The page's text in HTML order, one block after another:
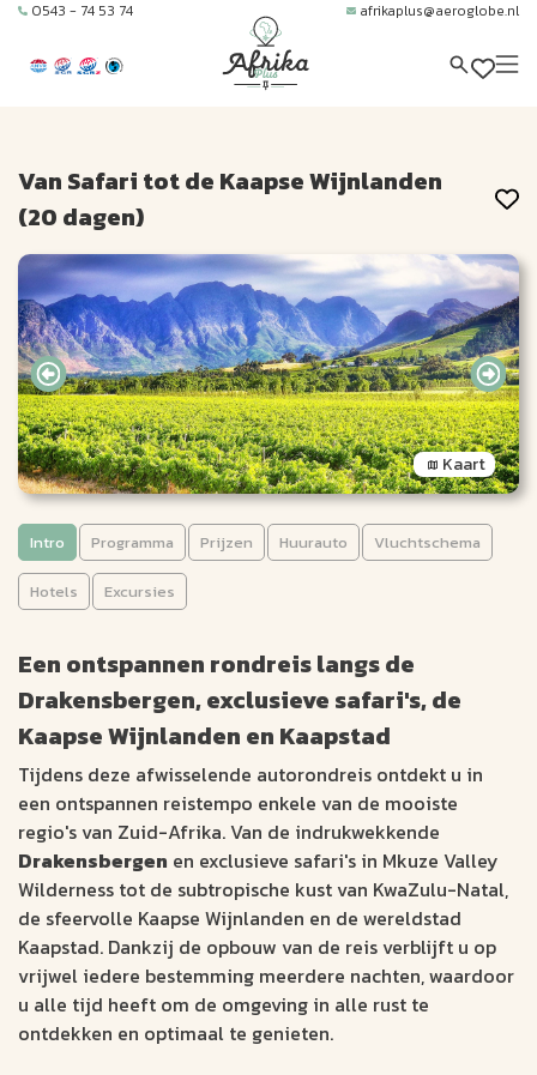
0543 - 74 53 74 afrikaplus@aeroglobe.nl
Van Safari tot de Kaapse Wijnlanden
(20 dagen)
Kaart
Van Safari tot de Kaapse
Wijnlanden (20 dagen)
Johannesburg
20 dagen
Kaapstad
Aantal km: ± 1300
Ontdek Zuid-Afrika in een ontspannen reistempo
Exclusieve Big Five-safari's in het kleinschalige Mkuze Valley
Wilderness
Verblijf op een sfeervolle wine estate in de Kaapse
Wijnlanden
v.a. € 3107
Bekijk data &
Intro Programma Prijzen Huurauto Vluchtschema
Hotels Excursies
Een ontspannen rondreis langs de
Drakensbergen, exclusieve safari's, de
Kaapse Wijnlanden en Kaapstad
Tijdens deze afwisselende autorondreis ontdekt u in
een ontspannen reistempo enkele van de mooiste
regio's van Zuid-Afrika. Van de indrukwekkende
Drakensbergen en exclusieve safari's in Mkuze Valley
Wilderness tot de subtropische kust van KwaZulu-Natal,
de sfeervolle Kaapse Wijnlanden en de wereldstad
Kaapstad. Dankzij de opbouw van de reis verblijft u op
vrijwel iedere bestemming meerdere nachten, waardoor
u alle tijd heeft om de omgeving in alle rust te
ontdekken en optimaal te genieten.